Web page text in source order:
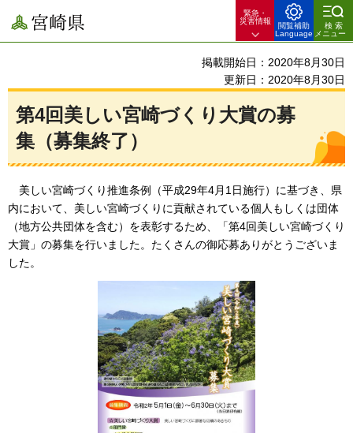
宮崎県
緊急・
災害情報
閲覧補助
Language
検索
メニュー
掲載開始日：2020年8月30日
更新日：2020年8月30日
第4回美しい宮崎づくり大賞の募
集（募集終了）
美しい宮崎づくり推進条例（平成29年4月1日施行）に基づき、県
内において、美しい宮崎づくりに貢献されている個人もしくは団体
（地方公共団体を含む）を表彰するため、「第4回美しい宮崎づくり
大賞」の募集を行いました。たくさんの御応募ありがとうございま
した。